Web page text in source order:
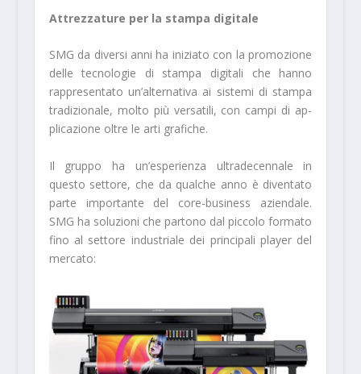
Attrezzature per la stampa digitale
SMG da diversi anni ha iniziato con la promozio­ne
delle tecnologie di stampa digitali che hanno
rappresentato un’alternativa ai sistemi di stampa
tradizionale, molto più versatili, con campi di ap­
plicazione oltre le arti grafiche.
Il gruppo ha un’esperienza ultradecennale in
questo settore, che da qualche anno è diventa­to
parte importante del core-business aziendale.
SMG ha soluzioni che partono dal piccolo forma­to
fino al settore industriale dei principali player del
mercato: